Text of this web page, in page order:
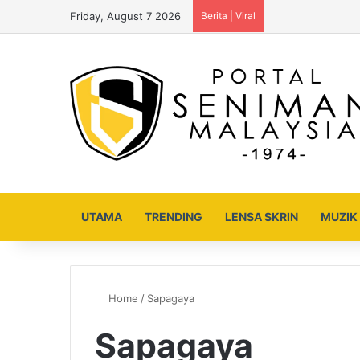
Friday, August 7 2026 Berita | Viral
UTAMA TRENDING LENSA SKRIN MUZIK
Home / Sapagaya
Sapagaya